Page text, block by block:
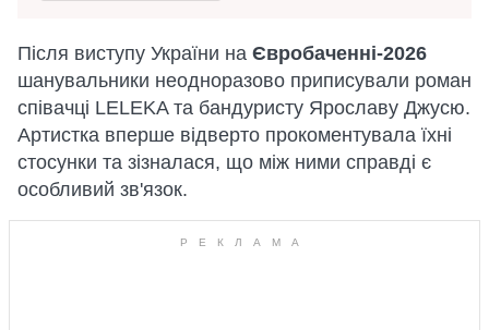
Після виступу України на Євробаченні-2026
шанувальники неодноразово приписували роман
співачці LELEKA та бандуристу Ярославу Джусю.
Артистка вперше відверто прокоментувала їхні
стосунки та зізналася, що між ними справді є
особливий зв'язок.